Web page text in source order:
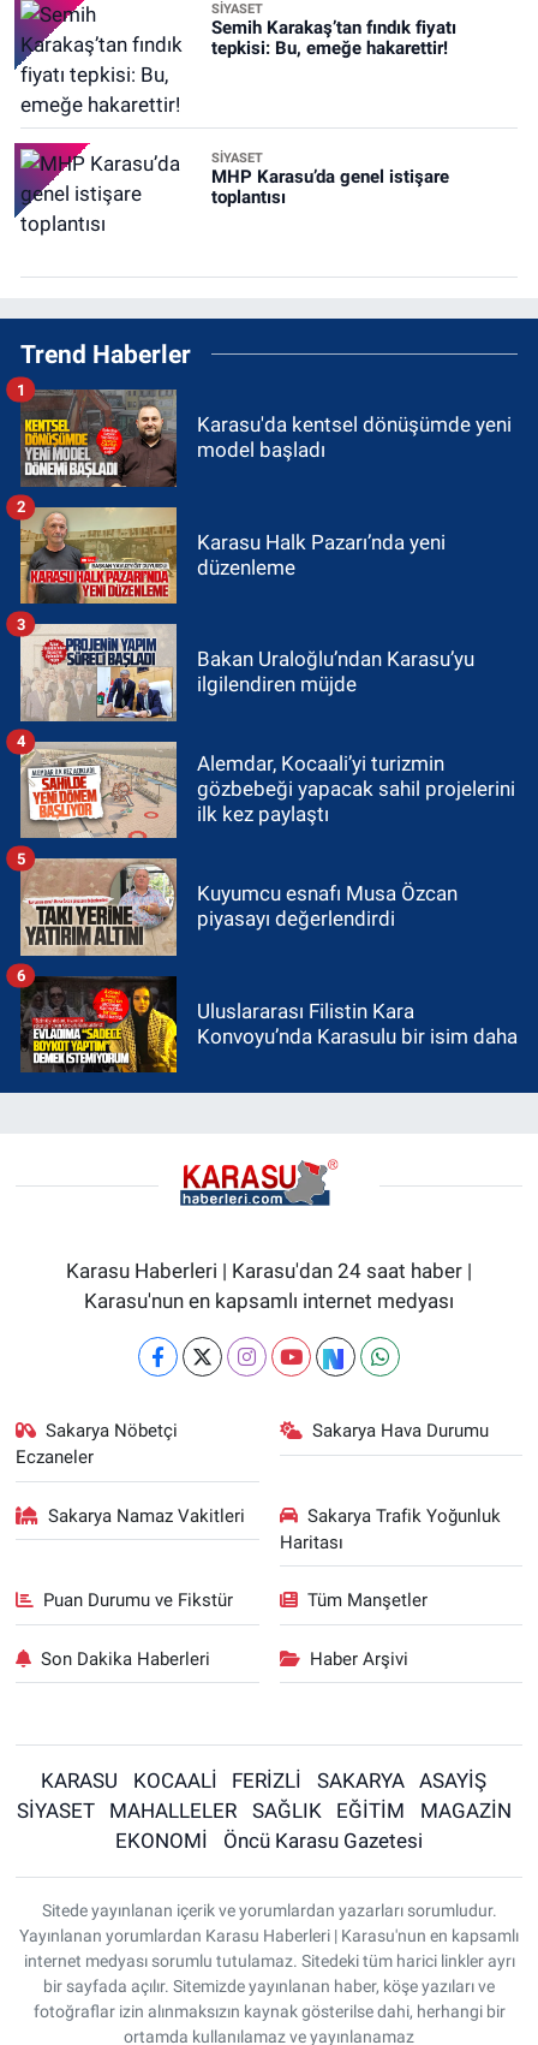
SİYASET
Semih Karakaş’tan fındık fiyatı
tepkisi: Bu, emeğe hakarettir!
SİYASET
MHP Karasu’da genel istişare
toplantısı
Trend Haberler
Karasu'da kentsel dönüşümde yeni
model başladı
1
Karasu Halk Pazarı’nda yeni
düzenleme
2
Bakan Uraloğlu’ndan Karasu’yu
ilgilendiren müjde
3
Alemdar, Kocaali’yi turizmin
gözbebeği yapacak sahil projelerini
ilk kez paylaştı
4
Kuyumcu esnafı Musa Özcan
piyasayı değerlendirdi
5
Uluslararası Filistin Kara
Konvoyu’nda Karasulu bir isim daha
6
Karasu Haberleri | Karasu'dan 24 saat haber |
Karasu'nun en kapsamlı internet medyası
Sakarya Nöbetçi
Eczaneler
Sakarya Hava Durumu
Sakarya Namaz Vakitleri
Sakarya Trafik Yoğunluk
Haritası
Puan Durumu ve Fikstür Tüm Manşetler
Son Dakika Haberleri Haber Arşivi
KARASU KOCAALİ FERİZLİ SAKARYA
ASAYİŞ
SİYASET
MAHALLELER SAĞLIK EĞİTİM
MAGAZİN
EKONOMİ
Öncü Karasu Gazetesi
Sitede yayınlanan içerik ve yorumlardan yazarları sorumludur.
Yayınlanan yorumlardan Karasu Haberleri | Karasu'nun en kapsamlı
internet medyası sorumlu tutulamaz. Sitedeki tüm harici linkler ayrı
bir sayfada açılır. Sitemizde yayınlanan haber, köşe yazıları ve
fotoğraflar izin alınmaksızın kaynak gösterilse dahi, herhangi bir
ortamda kullanılamaz ve yayınlanamaz